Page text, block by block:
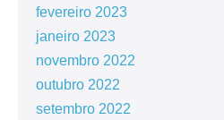
fevereiro 2023
janeiro 2023
novembro 2022
outubro 2022
setembro 2022